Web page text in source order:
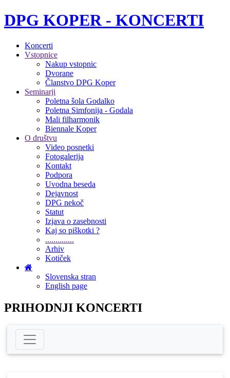
DPG KOPER - KONCERTI
Koncerti
Vstopnice
Nakup vstopnic
Dvorane
Članstvo DPG Koper
Seminarji
Poletna šola Godalko
Poletna Simfonija - Godala
Mali filharmonik
Biennale Koper
O društvu
Video posnetki
Fotogalerija
Kontakt
Podpora
Uvodna beseda
Dejavnost
DPG nekoč
Statut
Izjava o zasebnosti
Kaj so piškotki ?
..............
Arhiv
Kotiček
Slovenska stran
English page
PRIHODNJI KONCERTI